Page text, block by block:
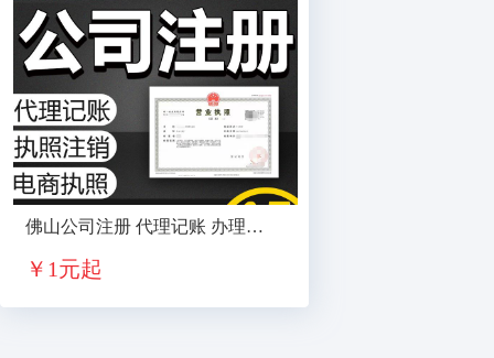
佛山公司注册 代理记账 办理营业执照 变更公司 财税服务
￥ 1元起